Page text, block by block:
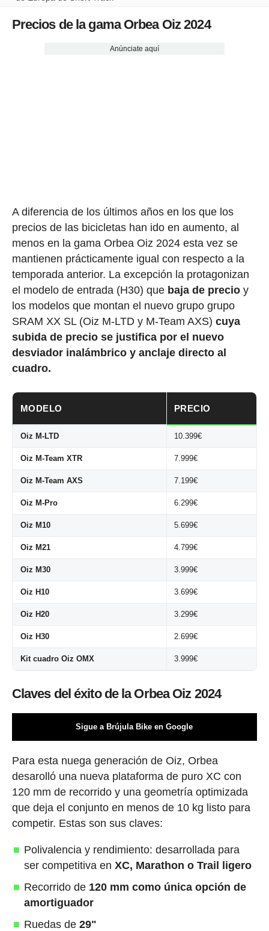
Precios de la gama Orbea Oiz 2024
Anúnciate aquí
A diferencia de los últimos años en los que los
precios de las bicicletas han ido en aumento, al
menos en la gama Orbea Oiz 2024 esta vez se
mantienen prácticamente igual con respecto a la
temporada anterior. La excepción la protagonizan
el modelo de entrada (H30) que baja de precioy
los modelos que montan el nuevo grupo grupo
SRAM XX SL (Oiz M-LTD y M-Team AXS) cuya
subida de precio se justifica por el nuevo
desviador inalámbrico y anclaje directo al
cuadro.
MODELO PRECIO
Oiz M-LTD 10.399€
Oiz M-Team XTR 7.999€
Oiz M-Team AXS 7.199€
Oiz M-Pro 6.299€
Oiz M10 5.699€
Oiz M21 4.799€
Oiz M30 3.999€
Oiz H10 3.699€
Oiz H20 3.299€
Oiz H30 2.699€
Kit cuadro Oiz OMX 3.999€
Claves del éxito de la Orbea Oiz 2024
Sigue a Brújula Bike en Google
Para esta nuega generación de Oiz, Orbea
desarolló una nueva plataforma de puro XC con
120 mm de recorrido y una geometría optimizada
que deja el conjunto en menos de 10 kg listo para
competir. Estas son sus claves:
Polivalencia y rendimiento: desarrollada para
ser competitiva en XC, Marathon o Trail ligero
Recorrido de 120 mm como única opción de
amortiguador
Ruedas de 29"